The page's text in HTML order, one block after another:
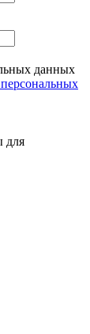
данных
для